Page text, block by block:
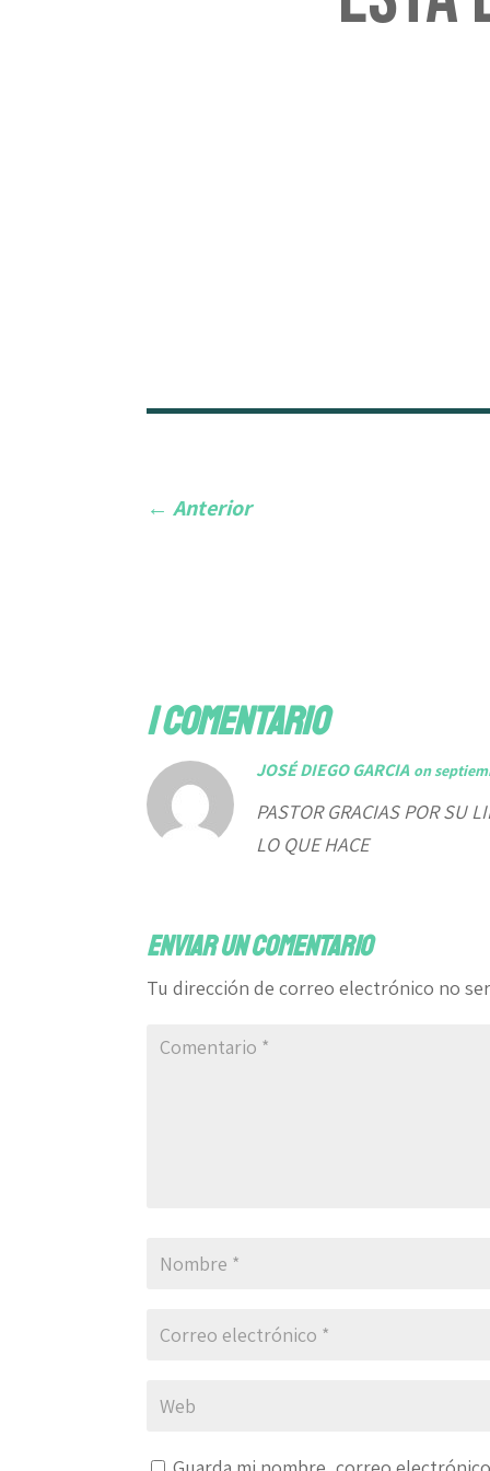
←Anterior
1 comentario
JOSÉ DIEGO GARCIA on
PASTOR GRACIAS POR SU
LO QUE HACE
Enviar un comentario
Tu dirección de correo electrónico no